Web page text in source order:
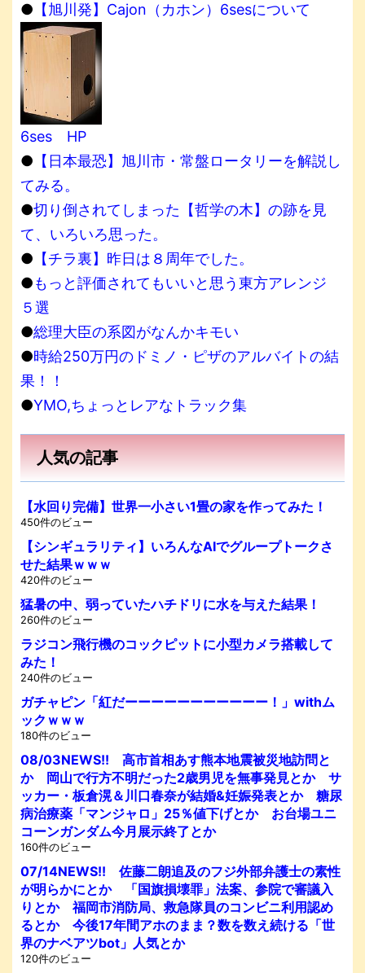
● 【旭川発】Cajon（カホン）6sesについて
6ses HP
● 【日本最恐】旭川市・常盤ロータリーを解説し
てみる。
●切り倒されてしまった【哲学の木】の跡を見
て、いろいろ思った。
● 【チラ裏】昨日は８周年でした。
●もっと評価されてもいいと思う東方アレンジ
５選
●総理大臣の系図がなんかキモい
●時給250万円のドミノ・ピザのアルバイトの結
果！！
●YMO,ちょっとレアなトラック集
人気の記事
【水回り完備】世界一小さい1畳の家を作ってみた！
450件のビュー
【シンギュラリティ】いろんなAIでグループトークさ
せた結果ｗｗｗ
420件のビュー
猛暑の中、弱っていたハチドリに水を与えた結果！
260件のビュー
ラジコン飛行機のコックピットに小型カメラ搭載して
みた！
240件のビュー
ガチャピン「紅だーーーーーーーーーーー！」withム
ックｗｗｗ
180件のビュー
08/03NEWS!! 高市首相あす熊本地震被災地訪問と
か 岡山で行方不明だった2歳男児を無事発見とか サ
ッカー・板倉滉＆川口春奈が結婚&妊娠発表とか 糖尿
病治療薬「マンジャロ」25％値下げとか お台場ユニ
コーンガンダム今月展示終了とか
160件のビュー
07/14NEWS!! 佐藤二朗追及のフジ外部弁護士の素性
が明らかにとか 「国旗損壊罪」法案、参院で審議入
りとか 福岡市消防局、救急隊員のコンビニ利用認め
るとか 今後17年間アホのまま？数を数え続ける「世
界のナベアツbot」人気とか
120件のビュー